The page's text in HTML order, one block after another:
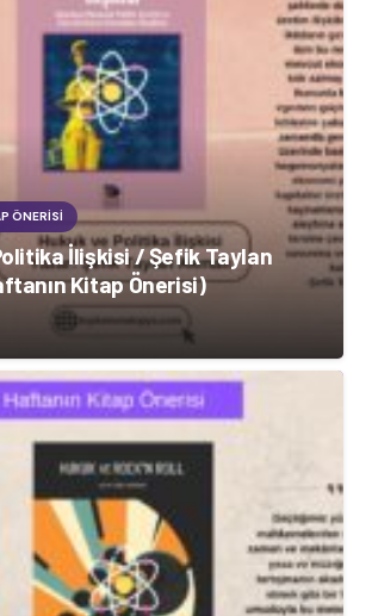
ÖNERISI
İlişkisi / Şefik Taylan
Kitap Önerisi)